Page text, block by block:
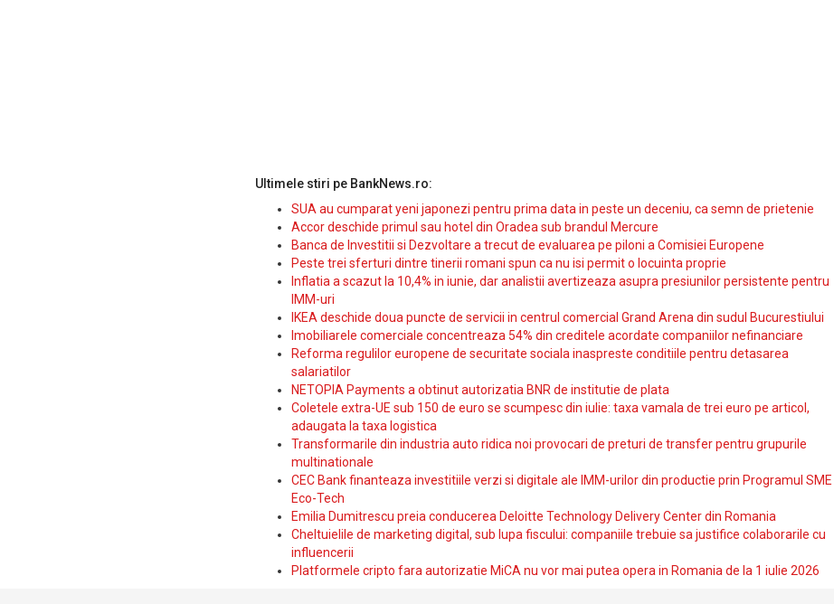
Ultimele stiri pe BankNews.ro:
SUA au cumparat yeni japonezi pentru prima data in peste un deceniu, ca semn de prietenie
Accor deschide primul sau hotel din Oradea sub brandul Mercure
Banca de Investitii si Dezvoltare a trecut de evaluarea pe piloni a Comisiei Europene
Peste trei sferturi dintre tinerii romani spun ca nu isi permit o locuinta proprie
Inflatia a scazut la 10,4% in iunie, dar analistii avertizeaza asupra presiunilor persistente pentru
IMM-uri
IKEA deschide doua puncte de servicii in centrul comercial Grand Arena din sudul Bucurestiului
Imobiliarele comerciale concentreaza 54% din creditele acordate companiilor nefinanciare
Reforma regulilor europene de securitate sociala inaspreste conditiile pentru detasarea
salariatilor
NETOPIA Payments a obtinut autorizatia BNR de institutie de plata
Coletele extra-UE sub 150 de euro se scumpesc din iulie: taxa vamala de trei euro pe articol,
adaugata la taxa logistica
Transformarile din industria auto ridica noi provocari de preturi de transfer pentru grupurile
multinationale
CEC Bank finanteaza investitiile verzi si digitale ale IMM-urilor din productie prin Programul SME
Eco-Tech
Emilia Dumitrescu preia conducerea Deloitte Technology Delivery Center din Romania
Cheltuielile de marketing digital, sub lupa fiscului: companiile trebuie sa justifice colaborarile cu
influencerii
Platformele cripto fara autorizatie MiCA nu vor mai putea opera in Romania de la 1 iulie 2026